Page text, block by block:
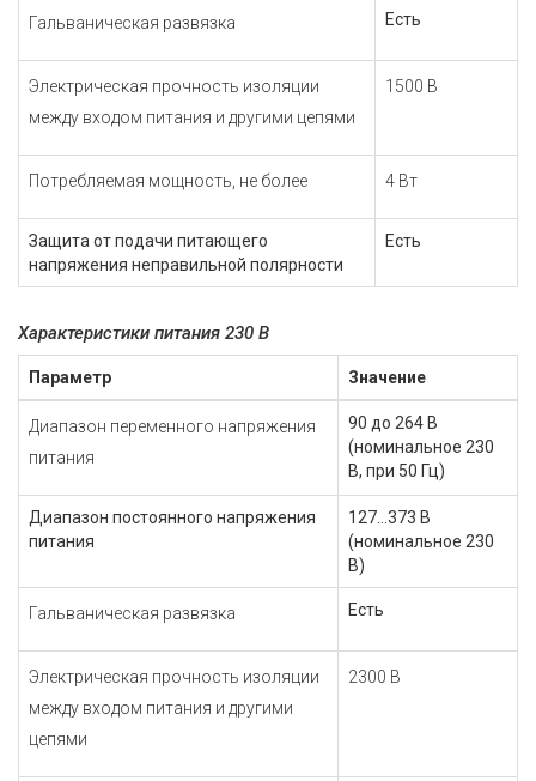
Гальваническая развязка Есть
Электрическая прочность изоляции
между входом питания и другими цепями
1500 В
Потребляемая мощность, не более 4 Вт
Защита от подачи питающего
напряжения неправильной полярности
Есть
Характеристики питания 230 В
Параметр Значение
Диапазон переменного напряжения
питания
90 до 264 В
(номинальное 230
В, при 50 Гц)
Диапазон постоянного напряжения
питания
127...373 В
(номинальное 230
В)
Гальваническая развязка Есть
Электрическая прочность изоляции
между входом питания и другими
цепями
2300 В